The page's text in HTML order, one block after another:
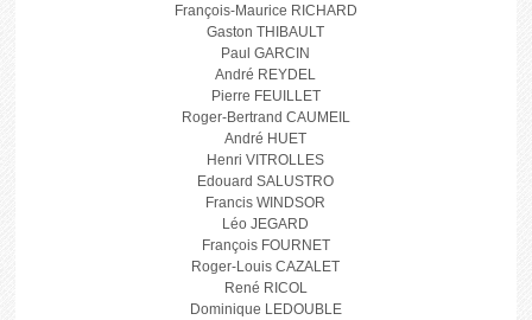
François-Maurice RICHARD
Gaston THIBAULT
Paul GARCIN
André REYDEL
Pierre FEUILLET
Roger-Bertrand CAUMEIL
André HUET
Henri VITROLLES
Edouard SALUSTRO
Francis WINDSOR
Léo JEGARD
François FOURNET
Roger-Louis CAZALET
René RICOL
Dominique LEDOUBLE